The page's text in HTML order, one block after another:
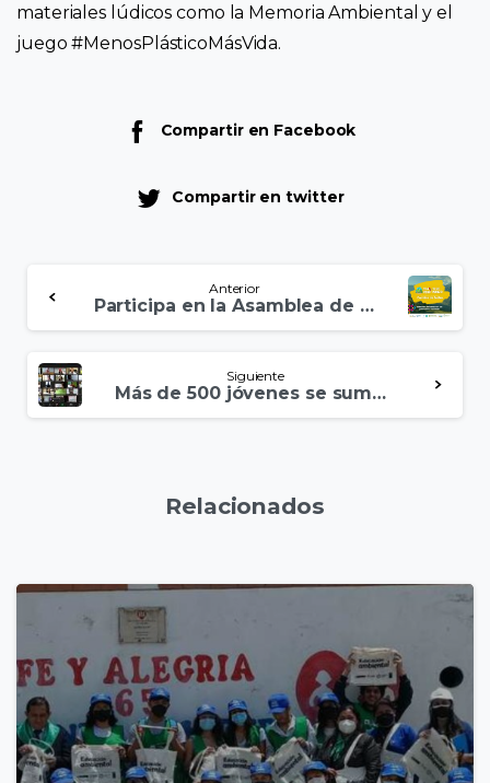
materiales lúdicos como la Memoria Ambiental y el
juego #MenosPlásticoMásVida.
Compartir en Facebook
Compartir en twitter
Anterior
Participa en la Asamblea de Juventudes Peruanas de Medio Ambiente
Siguiente
Más de 500 jóvenes se sumaron a los esfuerzos para renovar la visión ambiental del Perú
Relacionados